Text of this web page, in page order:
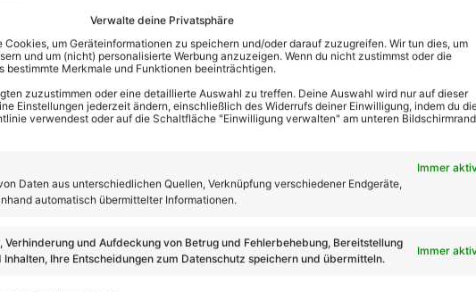
Verwalte deine Privatsphäre
um Geräteinformationen zu speichern und/oder darauf zuzugreifen. Wir tun dies, um
und um (nicht) personalisierte Werbung anzuzeigen. Wenn du nicht zustimmst oder die
bestimmte Merkmale und Funktionen beeinträchtigen.
zuzustimmen oder eine detaillierte Auswahl zu treffen. Deine Auswahl wird nur auf dieser
Einstellungen jederzeit ändern, einschließlich des Widerrufs deiner Einwilligung, indem du
verwendest oder auf die Schaltfläche "Einwilligung verwalten" am unteren Bildschirmrand
Immer
Daten aus unterschiedlichen Quellen, Verknüpfung verschiedener Endgeräte,
automatisch übermittelter Informationen.
und Aufdeckung von Betrug und Fehlerbehebung, Bereitstellung
Ihre Entscheidungen zum Datenschutz speichern und übermitteln.
Immer
zum Duett mit Madlen Rausch
Brink dabei auch, wie es zum Duett mit Madlen Rausch kam. Der
Bernhard fand die Idee, den Song mit einer Newcomerin zu machen,
und haben gesagt: ‚Dann lassen wir es so'“. Eine große Ehre für die